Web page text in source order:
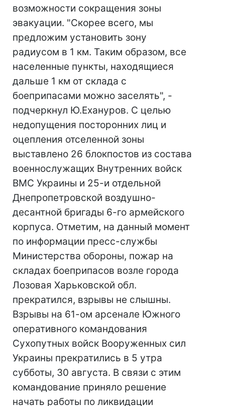
возможности сокращения зоны
эвакуации. "Скорее всего, мы
предложим установить зону
радиусом в 1 км. Таким образом, все
населенные пункты, находящиеся
дальше 1 км от склада с
боеприпасами можно заселять", -
подчеркнул Ю.Ехануров. С целью
недопущения посторонних лиц и
оцепления отселенной зоны
выставлено 26 блокпостов из состава
военнослужащих Внутренних войск
ВМС Украины и 25-и отдельной
Днепропетровской воздушно-
десантной бригады 6-го армейского
корпуса. Отметим, на данный момент
по информации пресс-службы
Министерства обороны, пожар на
складах боеприпасов возле города
Лозовая Харьковской обл.
прекратился, взрывы не слышны.
Взрывы на 61-ом арсенале Южного
оперативного командования
Сухопутных войск Вооруженных сил
Украины прекратились в 5 утра
субботы, 30 августа. В связи с этим
командование приняло решение
начать работы по ликвидации